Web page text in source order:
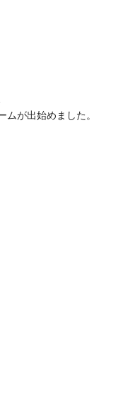
が出始めました。